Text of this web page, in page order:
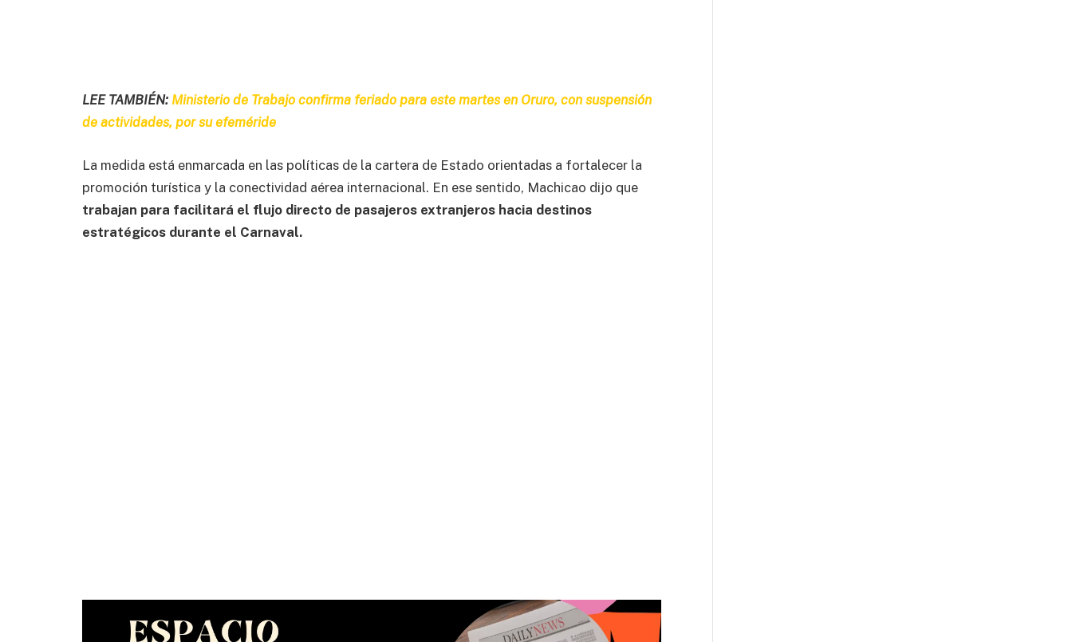
LEE TAMBIÉN: Ministerio de Trabajo confirma feriado para este martes en Oruro, con suspensión
de actividades, por su efeméride
La medida está enmarcada en las políticas de la cartera de Estado orientadas a fortalecer la
promoción turística y la conectividad aérea internacional. En ese sentido, Machicao dijo que
trabajan para facilitará el flujo directo de pasajeros extranjeros hacia destinos
estratégicos durante el Carnaval.